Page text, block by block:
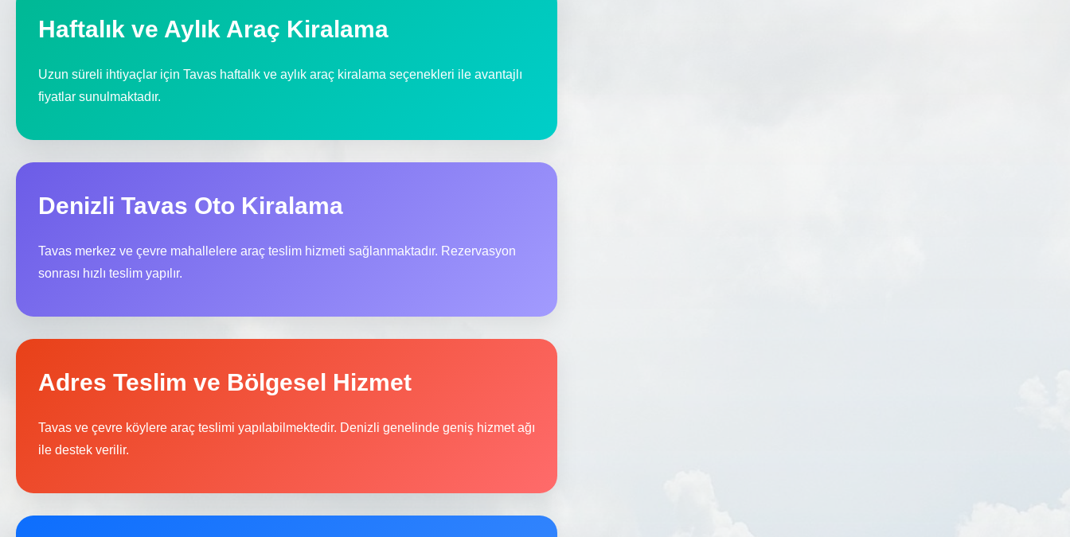
Haftalık ve Aylık Araç Kiralama
Uzun süreli ihtiyaçlar için Tavas haftalık ve aylık araç kiralama seçenekleri ile avantajlı
fiyatlar sunulmaktadır.
Denizli Tavas Oto Kiralama
Tavas merkez ve çevre mahallelere araç teslim hizmeti sağlanmaktadır. Rezervasyon
sonrası hızlı teslim yapılır.
Adres Teslim ve Bölgesel Hizmet
Tavas ve çevre köylere araç teslimi yapılabilmektedir. Denizli genelinde geniş hizmet ağı
ile destek verilir.